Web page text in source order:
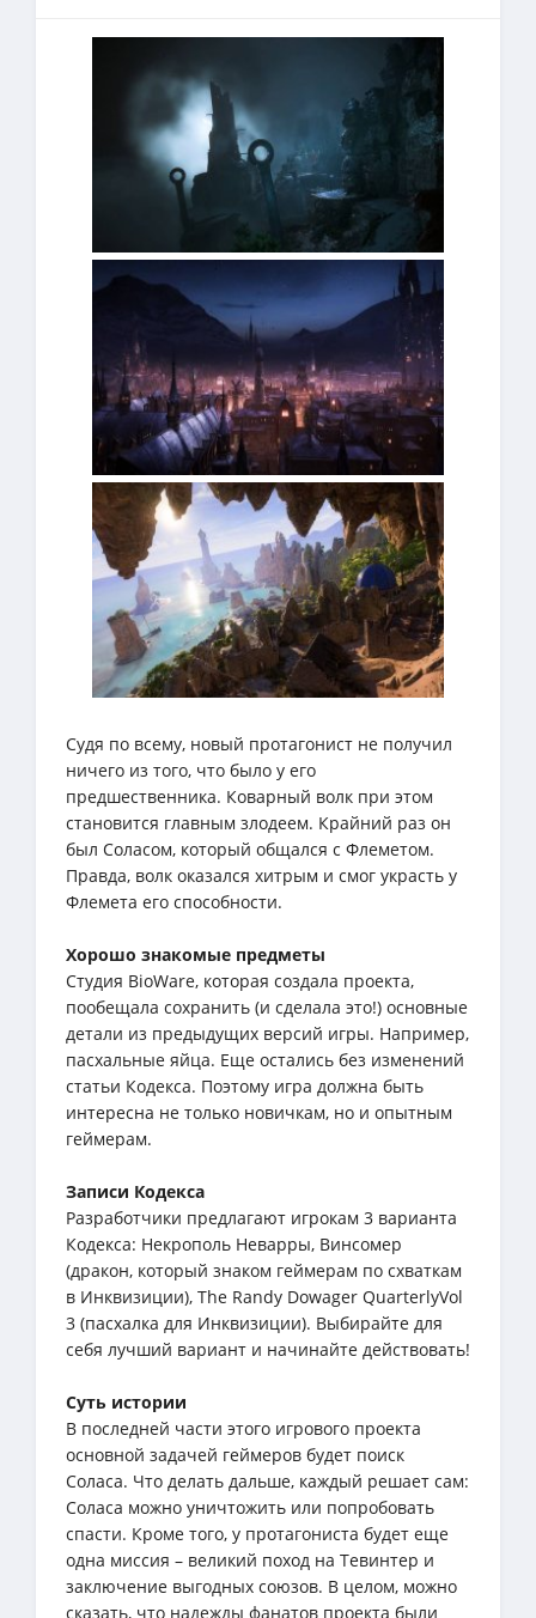
Судя по всему, новый протагонист не получил
ничего из того, что было у его
предшественника. Коварный волк при этом
становится главным злодеем. Крайний раз он
был Соласом, который общался с Флеметом.
Правда, волк оказался хитрым и смог украсть у
Флемета его способности.
Хорошо знакомые предметы
Студия BioWare, которая создала проекта,
пообещала сохранить (и сделала это!) основные
детали из предыдущих версий игры. Например,
пасхальные яйца. Еще остались без изменений
статьи Кодекса. Поэтому игра должна быть
интересна не только новичкам, но и опытным
геймерам.
Записи Кодекса
Разработчики предлагают игрокам 3 варианта
Кодекса: Некрополь Неварры, Винсомер
(дракон, который знаком геймерам по схваткам
в Инквизиции), The Randy Dowager QuarterlyVol
3 (пасхалка для Инквизиции). Выбирайте для
себя лучший вариант и начинайте действовать!
Суть истории
В последней части этого игрового проекта
основной задачей геймеров будет поиск
Соласа. Что делать дальше, каждый решает сам:
Соласа можно уничтожить или попробовать
спасти. Кроме того, у протагониста будет еще
одна миссия – великий поход на Тевинтер и
заключение выгодных союзов. В целом, можно
сказать, что надежды фанатов проекта были